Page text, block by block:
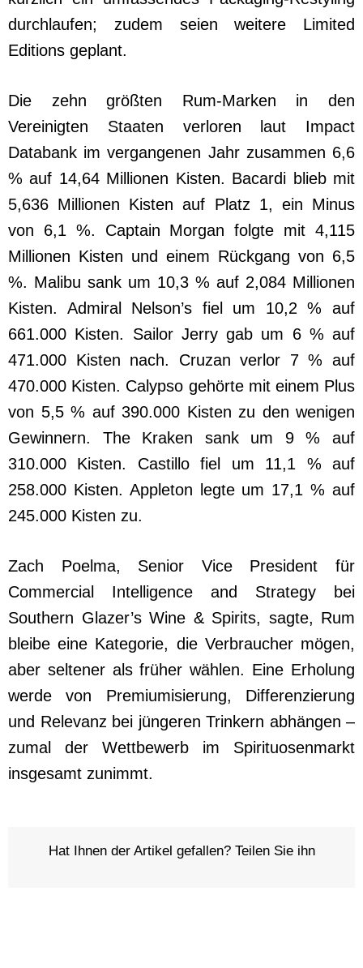
durchlaufen; zudem seien weitere Limited
Editions geplant.
Die zehn größten Rum-Marken in den
Vereinigten Staaten verloren laut Impact
Databank im vergangenen Jahr zusammen 6,6
% auf 14,64 Millionen Kisten. Bacardi blieb mit
5,636 Millionen Kisten auf Platz 1, ein Minus
von 6,1 %. Captain Morgan folgte mit 4,115
Millionen Kisten und einem Rückgang von 6,5
%. Malibu sank um 10,3 % auf 2,084 Millionen
Kisten. Admiral Nelson’s fiel um 10,2 % auf
661.000 Kisten. Sailor Jerry gab um 6 % auf
471.000 Kisten nach. Cruzan verlor 7 % auf
470.000 Kisten. Calypso gehörte mit einem Plus
von 5,5 % auf 390.000 Kisten zu den wenigen
Gewinnern. The Kraken sank um 9 % auf
310.000 Kisten. Castillo fiel um 11,1 % auf
258.000 Kisten. Appleton legte um 17,1 % auf
245.000 Kisten zu.
Zach Poelma, Senior Vice President für
Commercial Intelligence and Strategy bei
Southern Glazer’s Wine & Spirits, sagte, Rum
bleibe eine Kategorie, die Verbraucher mögen,
aber seltener als früher wählen. Eine Erholung
werde von Premiumisierung, Differenzierung
und Relevanz bei jüngeren Trinkern abhängen –
zumal der Wettbewerb im Spirituosenmarkt
insgesamt zunimmt.
Hat Ihnen der Artikel gefallen? Teilen Sie ihn